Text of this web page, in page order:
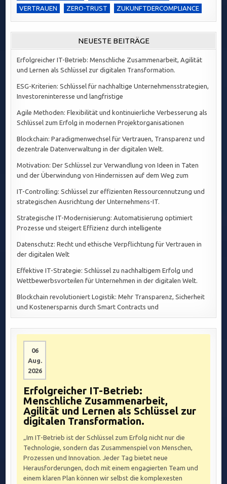
VERTRAUEN
ZERO-TRUST ZUKUNFTDERCOMPLIANCE
NEUESTE BEITRÄGE
Erfolgreicher IT-Betrieb: Menschliche Zusammenarbeit, Agilität
und Lernen als Schlüssel zur digitalen Transformation.
ESG-Kriterien: Schlüssel für nachhaltige Unternehmensstrategien,
Investoreninteresse und langfristige
Agile Methoden: Flexibilität und kontinuierliche Verbesserung als
Schlüssel zum Erfolg in modernen Projektorganisationen
Blockchain: Paradigmenwechsel für Vertrauen, Transparenz und
dezentrale Datenverwaltung in der digitalen Welt.
Motivation: Der Schlüssel zur Verwandlung von Ideen in Taten
und der Überwindung von Hindernissen auf dem Weg zum
IT-Controlling: Schlüssel zur effizienten Ressourcennutzung und
strategischen Ausrichtung der Unternehmens-IT.
Strategische IT-Modernisierung: Automatisierung optimiert
Prozesse und steigert Effizienz durch intelligente
Datenschutz: Recht und ethische Verpflichtung für Vertrauen in
der digitalen Welt
Effektive IT-Strategie: Schlüssel zu nachhaltigem Erfolg und
Wettbewerbsvorteilen für Unternehmen in der digitalen Welt.
Blockchain revolutioniert Logistik: Mehr Transparenz, Sicherheit
und Kostenersparnis durch Smart Contracts und
06
Aug.
2026
Erfolgreicher IT-Betrieb:
Menschliche Zusammenarbeit,
Agilität und Lernen als Schlüssel zur
digitalen Transformation.
„Im IT-Betrieb ist der Schlüssel zum Erfolg nicht nur die
Technologie, sondern das Zusammenspiel von Menschen,
Prozessen und Innovation. Jeder Tag bietet neue
Herausforderungen, doch mit einem engagierten Team und
einem klaren Plan können wir selbst die komplexesten